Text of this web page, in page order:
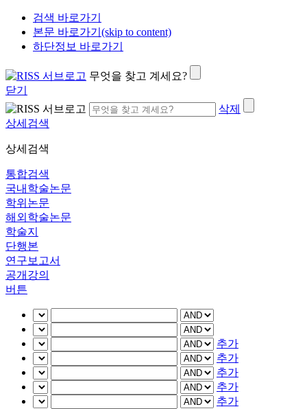
검색 바로가기
본문 바로가기(skip to content)
하단정보 바로가기
무엇을 찾고 계세요?
닫기
삭제
상세검색
상세검색
통합검색
국내학술논문
학위논문
해외학술논문
학술지
단행본
연구보고서
공개강의
버튼
추가
추가
추가
추가
추가